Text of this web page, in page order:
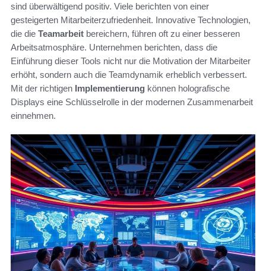
sind überwältigend positiv. Viele berichten von einer
gesteigerten Mitarbeiterzufriedenheit. Innovative Technologien,
die die Teamarbeit bereichern, führen oft zu einer besseren
Arbeitsatmosphäre. Unternehmen berichten, dass die
Einführung dieser Tools nicht nur die Motivation der Mitarbeiter
erhöht, sondern auch die Teamdynamik erheblich verbessert.
Mit der richtigen Implementierung können holografische
Displays eine Schlüsselrolle in der modernen Zusammenarbeit
einnehmen.